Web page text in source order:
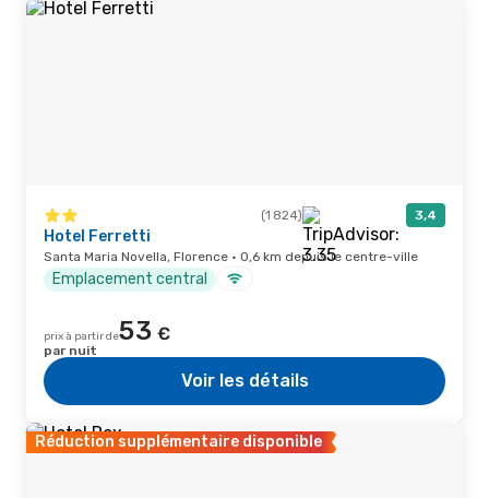
(1 824) 3,4
Hotel Ferretti
Santa Maria Novella, Florence · 0,6 km depuis le centre-ville
Emplacement central
prix à partir de53 €
par nuit
Voir les détails
Réduction supplémentaire disponible